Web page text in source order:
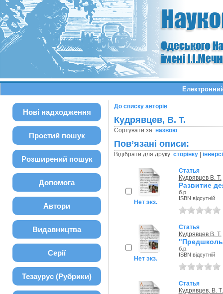
Нові надходження
Простий пошук
Розширений пошук
Допомога
Автори
Видавництва
Серії
Тезаурус (Рубрики)
До списку авторів
Кудрявцев, В. Т.
Сортувати за: назвою
Пов’язані описи:
Відібрати для друку: сторінку|
Нет экз.
Статья
Кудрявцев В. Т.
Развитие
б.р.
ISBN відсутній
Нет экз.
Статья
Кудрявцев В. Т.
б.р.
ISBN відсутній
Статья
Кудрявцев, В. Т.